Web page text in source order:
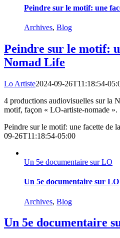
Peindre sur le motif: une
Archives, Blog
Peindre sur le motif:
Nomad Life
Lo Artiste2024-09-26T11:18:54-
4 productions audiovisuelles sur la
motif, façon « LO-artiste-nomade ».
Peindre sur le motif: une facette de
09-26T11:18:54-05:00
Un 5e documentaire sur LO
Un 5e documentaire sur LO
Archives, Blog
Un 5e documentaire